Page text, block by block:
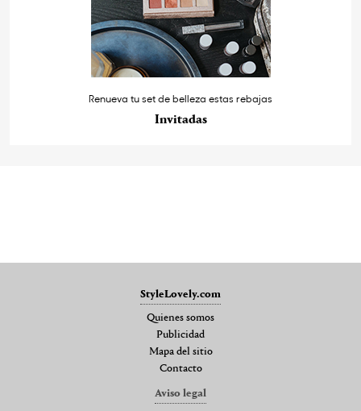
Renueva tu set de belleza estas rebajas
Invitadas
StyleLovely.com
Quienes somos
Publicidad
Mapa del sitio
Contacto
Aviso legal